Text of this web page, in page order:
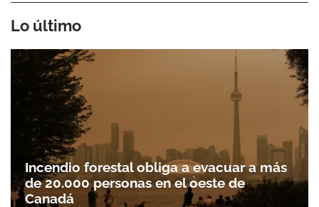
Lo último
Incendio forestal obliga a evacuar a más
de 20.000 personas en el oeste de
Canadá